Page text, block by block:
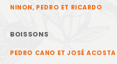
NINON, PEDRO ET RICARDO
BOISSONS
PEDRO CANO ET JOSÉ ACOSTA